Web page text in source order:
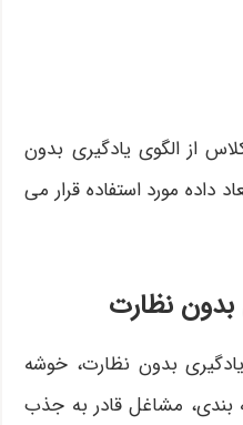
از الگوی یادگیری بدون
مورد استفاده قرار می
بدون نظارت
بدون نظارت، خوشه
بندی، مشاغل قادر به جذب